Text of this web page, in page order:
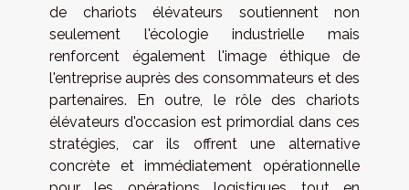
de chariots élévateurs soutiennent non
seulement l'écologie industrielle mais
renforcent également l'image éthique de
l'entreprise auprès des consommateurs et des
partenaires. En outre, le rôle des chariots
élévateurs d'occasion est primordial dans ces
stratégies, car ils offrent une alternative
concrète et immédiatement opérationnelle